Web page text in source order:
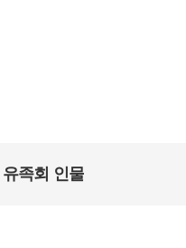
유족회 인물